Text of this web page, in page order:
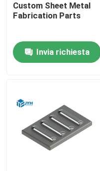
Circa noi
Controllo di qualità
Custom Sheet Metal
Fabrication Parts
Invia richiesta